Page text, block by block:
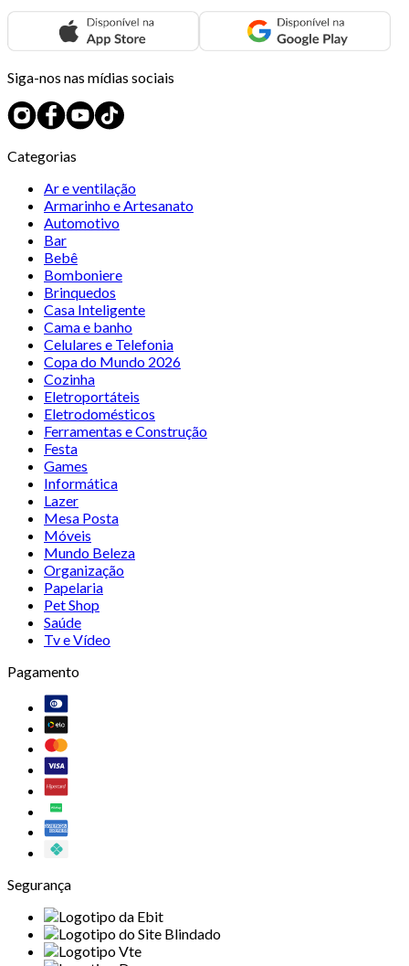
Siga-nos nas mídias sociais
Categorias
Ar e ventilação
Armarinho e Artesanato
Automotivo
Bar
Bebê
Bomboniere
Brinquedos
Casa Inteligente
Cama e banho
Celulares e Telefonia
Copa do Mundo 2026
Cozinha
Eletroportáteis
Eletrodomésticos
Ferramentas e Construção
Festa
Games
Informática
Lazer
Mesa Posta
Móveis
Mundo Beleza
Organização
Papelaria
Pet Shop
Saúde
Tv e Vídeo
Pagamento
Segurança